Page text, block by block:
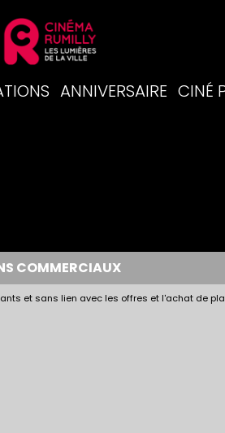
ANNIVERSAIRE CINÉ
COMMERCIAUX
et sans lien avec les offres et l'achat de